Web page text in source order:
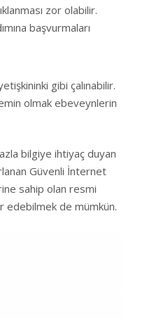
zor olabilir.
başvurmaları
gibi çalınabilir.
olmak ebeveynlerin
bilgiye ihtiyaç duyan
Güvenli İnternet
sahip olan resmi
edebilmek de mümkün.